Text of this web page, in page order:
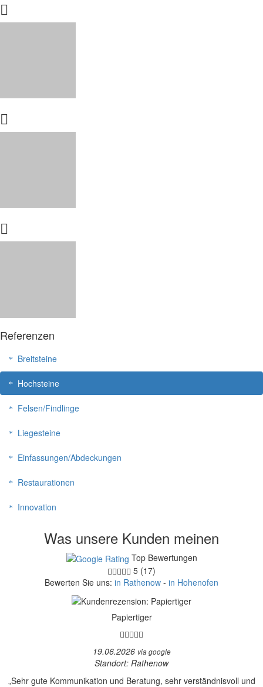
Referenzen
Breitsteine
Hochsteine
Felsen/Findlinge
Liegesteine
Einfassungen/Abdeckungen
Restaurationen
Innovation
Was unsere Kunden meinen
Top Bewertungen
5 (17)
Bewerten Sie uns: in Rathenow - in Hohenofen
Papiertiger
19.06.2026 via google
Standort: Rathenow
„Sehr gute Kommunikation und Beratung, sehr verständnisvoll und